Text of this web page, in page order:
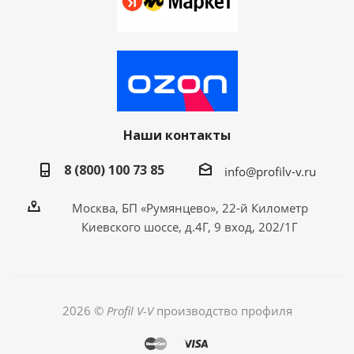
Наши контакты
8 (800) 100 73 85
info@profilv-v.ru
Москва, БП «Румянцево», 22-й Километр
Киевского шоссе, д.4Г, 9 вход, 202/1Г
2026 © Profil V-Vпроизводство профиля